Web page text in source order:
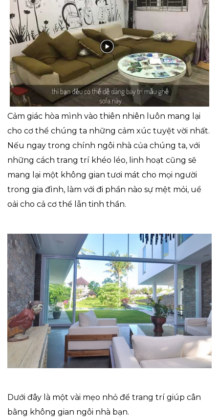
Cảm giác hòa mình vào thiên nhiên luôn mang lại
cho cơ thể chúng ta những cảm xúc tuyệt vời nhất.
Nếu ngay trong chính ngôi nhà của chúng ta, với
những cách trang trí khéo léo, linh hoạt cũng sẽ
mang lại một không gian tươi mát cho mọi người
trong gia đình, làm với đi phần nào sự mệt mỏi, uể
oải cho cả cơ thể lẫn tinh thần.
Dưới đây là một vài mẹo nhỏ để trang trí giúp cân
bằng không gian ngôi nhà bạn.